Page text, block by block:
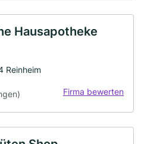
Hausapotheke
Reinheim
Firma bewerten